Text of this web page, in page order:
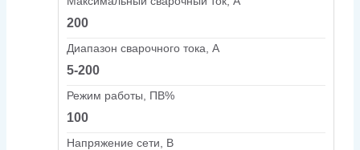
200
Диапазон сварочного тока, А
5-200
Режим работы, ПВ%
100
Напряжение сети, В